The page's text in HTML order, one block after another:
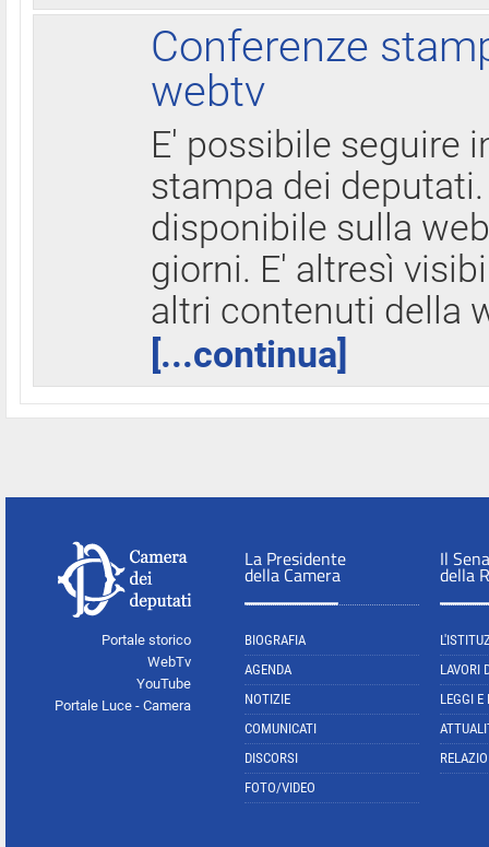
Conferenze
webtv
E' possibile seguire
stampa dei
disponibile sulla
giorni. E' altresì
altri contenuti della
[...continua]
Portale storico
WebTv
YouTube
Portale Luce - Camera
La Presidente
della Camera
BIOGRAFIA
AGENDA
NOTIZIE
COMUNICATI
DISCORSI
FOTO/VIDEO
Il
della
LAVORI
LEGGI E